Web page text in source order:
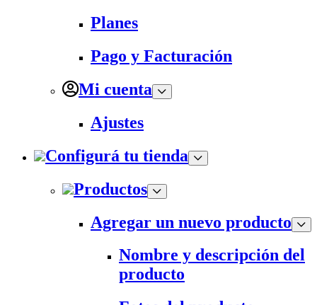
Planes
Pago y Facturación
Mi cuenta
Ajustes
Configurá tu tienda
Productos
Agregar un nuevo producto
Nombre y descripción del
producto